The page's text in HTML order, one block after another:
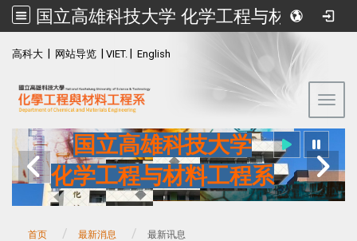
国立高雄科技大学 化学工程与材料工程系
高科大 网站导览 VIET. English
国立高雄科技大学
化学工程与材料工程系
首页 最新消息 最新讯息